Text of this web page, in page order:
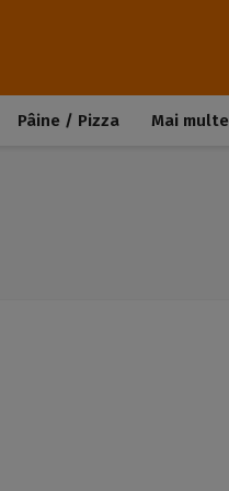
Pâine / Pizza Mai multe